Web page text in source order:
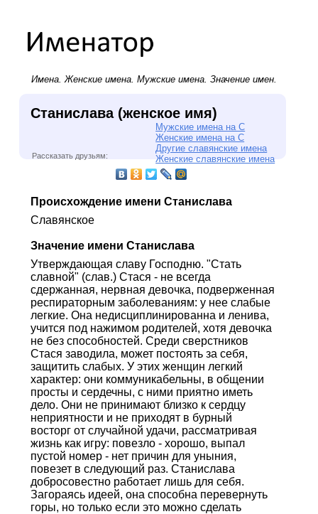
Имена.Женские имена. Мужские имена. Значение имен.
Станислава (женское имя)
Мужские имена на С
Женские имена на С
Другие славянские имена
Женские славянские имена
Рассказать друзьям:
Происхождение имени Станислава
Славянское
Значение имени Станислава
Утверждающая славу Господню. "Стать
славной" (слав.) Стася - не всегда
сдержанная, нервная девочка, подверженная
респираторным заболеваниям: у нее слабые
легкие. Она недисциплинированна и ленива,
учится под нажимом родителей, хотя девочка
не без способностей. Среди сверстников
Стася заводила, может постоять за себя,
защитить слабых. У этих женщин легкий
характер: они коммуникабельны, в общении
просты и сердечны, с ними приятно иметь
дело. Они не принимают близко к сердцу
неприятности и не приходят в бурный
восторг от случайной удачи, рассматривая
жизнь как игру: повезло - хорошо, выпал
пустой номер - нет причин для уныния,
повезет в следующий раз. Станислава
добросовестно работает лишь для себя.
Загораясь идеей, она способна перевернуть
горы, но только если это можно сделать